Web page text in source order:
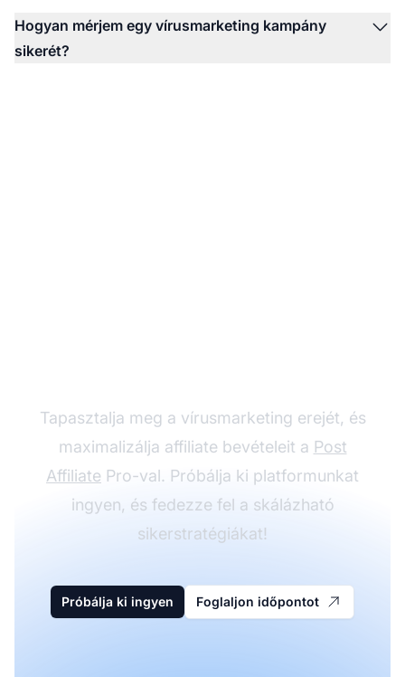
Hogyan mérjem egy vírusmarketing kampány
sikerét?
Tapasztalja meg a vírusmarketing erejét, és
maximalizálja affiliate bevételeit a Post
Affiliate Pro-val. Próbálja ki platformunkat
ingyen, és fedezze fel a skálázható
sikerstratégiákat!
Próbálja ki ingyen Foglaljon időpontot